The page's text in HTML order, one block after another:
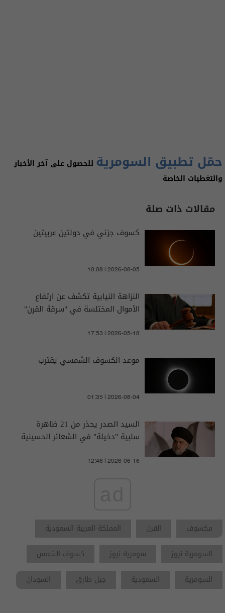
حمّل تطبيق السومرية للحصول على آخر الأخبار
والتغطيات الخاصة
مقالات ذات صلة
كسوف جزئي في دولتين عربيتين
10:08 | 2026-08-05
النزاهة النيابية تكشف عن ارتفاع
الأموال المختلسة في "سرقة القرن"
17:53 | 2026-05-18
موعد الكسوف الشمسي يقترب
01:35 | 2026-08-04
السيد الصدر يحذر من 21 ظاهرة
سلبية "دخيلة" في الشعائر الحسينية
12:46 | 2026-06-16
مكسوف القرن
المملكة العربية السعودية
السومرية نيوز
سومرية نيوز
كسوف الشمس
السومرية
السعودية جبل طارق السودان